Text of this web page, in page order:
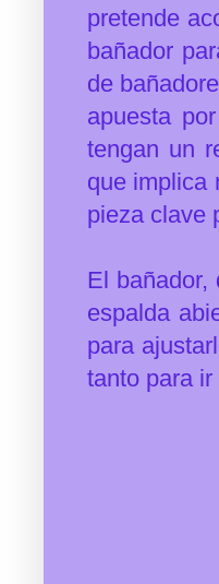
pretende
bañador
de
apuesta
tengan un
que implica
pieza clave
El bañador,
espalda
para
tanto para